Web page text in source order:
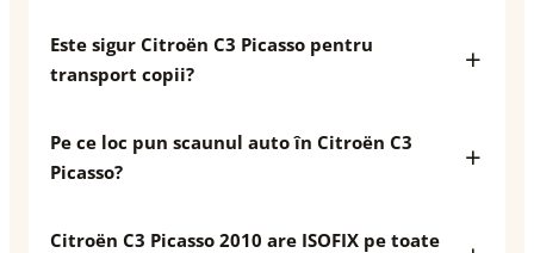
Este sigur Citroën C3 Picasso pentru
transport copii?
Pe ce loc pun scaunul auto în Citroën C3
Picasso?
Citroën C3 Picasso 2010 are ISOFIX pe toate